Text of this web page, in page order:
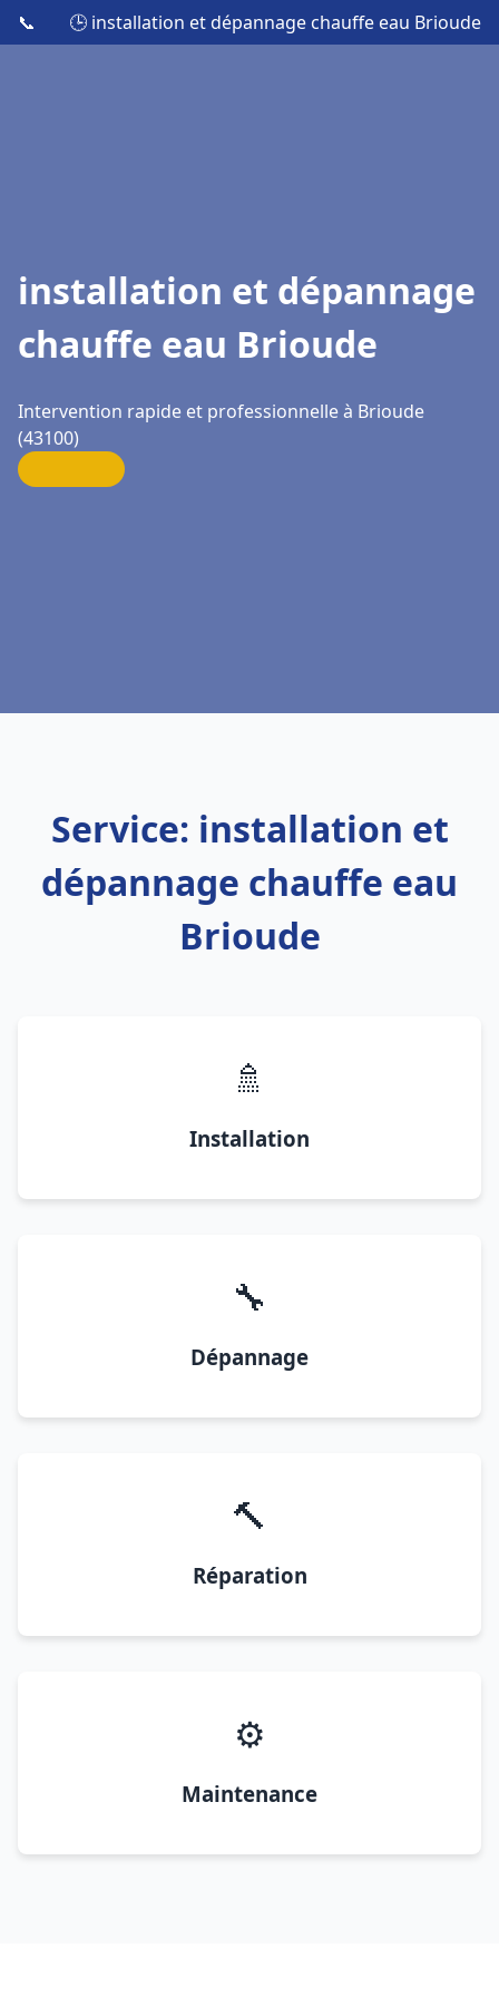
📞 🕒 installation et dépannage chauffe eau Brioude
installation et dépannage
chauffe eau Brioude
Intervention rapide et professionnelle à Brioude
(43100)
Service: installation et
dépannage chauffe eau
Brioude
🚿
Installation
🔧
Dépannage
🔨
Réparation
⚙️
Maintenance